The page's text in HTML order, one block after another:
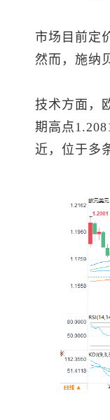
市场目前定
然而，施纳
技术方面，
期高点
近，位于多